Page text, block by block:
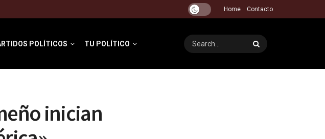
Home Contacto
POLÍTICOS TU POLÍTICO
inician